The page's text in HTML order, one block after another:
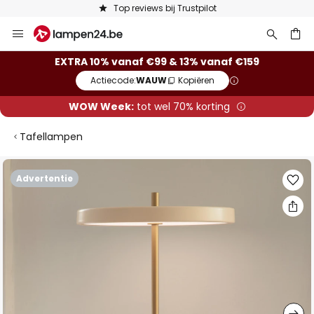
Top reviews bij Trustpilot
naar
EXTRA 10% vanaf €99 & 13% vanaf €159
Actiecode:WAUW Kopiëren
WOW Week:tot wel 70% korting
Tafellampen
Advertentie
Ga
naar